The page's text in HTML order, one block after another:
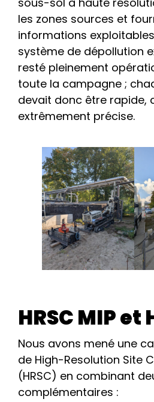
les zones sources et
informations
système de dépollution
resté pleinement
toute la campagne ;
devait donc être rapide,
extrêmement précise.
HRSC MIP et
Nous avons mené une
de High-Resolution Site
(HRSC) en combinant
complémentaires :